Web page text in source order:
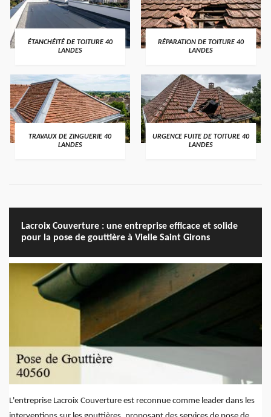
ÉTANCHÉITÉ DE TOITURE 40
LANDES
RÉPARATION DE TOITURE 40
LANDES
TRAVAUX DE ZINGUERIE 40
LANDES
URGENCE FUITE DE TOITURE 40
LANDES
Lacroix Couverture : une entreprise efficace et solide
pour la pose de gouttière à Vielle Saint Girons
L'entreprise Lacroix Couverture est reconnue comme leader dans les